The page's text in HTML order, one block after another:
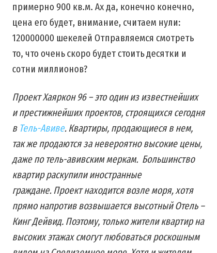
примерно 900 кв.м. Ах да, конечно конечно,
цена его будет, внимание, считаем нули:
120000000 шекелей Отправляемся смотреть
то, что очень скоро будет стоить десятки и
сотни миллионов?
Проект Хаяркон 96 – это один из известнейших
и престижнейших проектов, строящихся сегодня
в Тель-Авиве. Квартиры, продающиеся в нем,
так же продаются за невероятно высокие цены,
даже по тель-авивским меркам. Большинство
квартир раскупили иностранные
граждане. Проект находится возле моря, хотя
прямо напротив возвышается высотный Отель –
Кинг Дейвид. Поэтому, только жители квартир на
высоких этажах смогут любоваться роскошным